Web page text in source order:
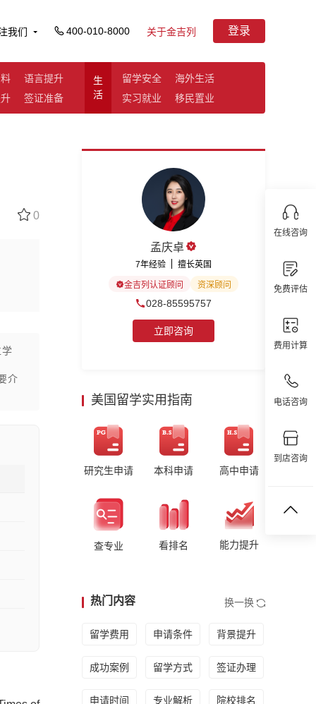
我们 400-010-8000 关于金吉列 登录
语言提升
签证准备
生
活
留学安全
海外生活
实习就业
移民置业
在线咨询
免费评估
费用计算
电话咨询
到店咨询
0
介
孟庆卓
7年经验 擅长英国
金吉列认证顾问 资深顾问
028-85595757
立即咨询
美国留学实用指南
研究生申请 本科申请 高中申请
查专业 看排名 能力提升
热门内容 换一换
留学费用 申请条件 背景提升
成功案例 留学方式 签证办理
申请时间 专业解析 院校排名